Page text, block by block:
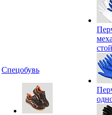
Спецобувь